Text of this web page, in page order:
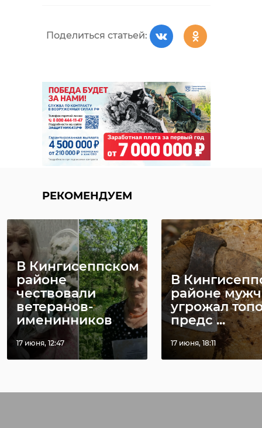
Поделиться статьей:
РЕКОМЕНДУЕМ
В Кингисеппском
районе
чествовали
ветеранов-
именинников
17 июня, 12:47
В
районе
угрожал
предс ...
17 июня, 18:11